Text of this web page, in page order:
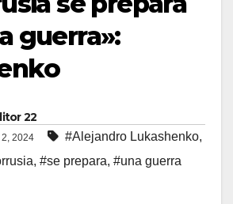
guerra»:
22
2024 #Alejandro Lukashenko,
, #se prepara, #una guerra